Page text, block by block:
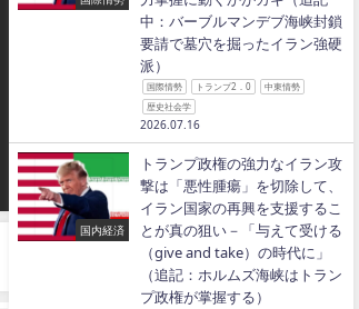
中：バーブルマンデブ海峡封鎖
要請で墓穴を掘ったイラン強硬
派）
国際情勢 トランプ2．0
中東情勢
歴史社会学
2026.07.16
国内経済
トランプ政権の強力なイラン攻
撃は「悪性腫瘍」を切除して、
イラン国家の再興を支援するこ
とが真の狙い－「与えて受ける
（give and take）の時代に」
（追記：ホルムズ海峡はトラン
プ政権が掌握する）